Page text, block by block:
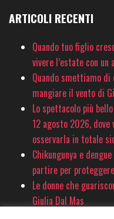
ARTICOLI RECENTI
Quando tuo figlio
vivere l’estate con un
Quando smettiamo
mangiare il vento di
Lo spettacolo più
12 agosto 2026,
osservarla in totale
Chikungunya e
partire per
Le donne che
Giulia Dal Mas